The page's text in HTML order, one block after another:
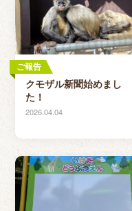
ご報告
クモザル新聞始めまし
た！
2026.04.04